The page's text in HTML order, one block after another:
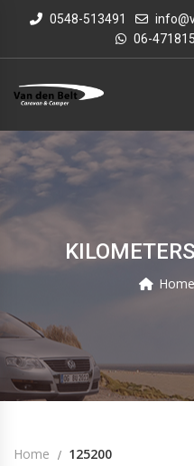
0548-513491
06-
Home
Home 125200